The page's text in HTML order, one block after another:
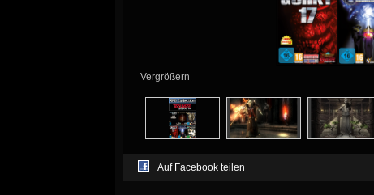
Vergrößern
Auf Facebook teilen